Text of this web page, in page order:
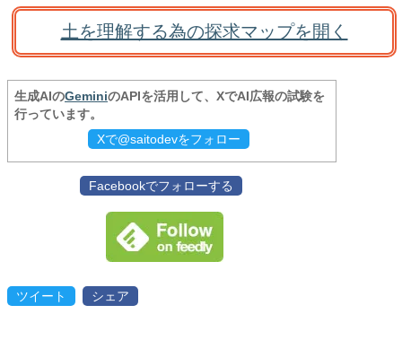
土を理解する為の探求マップを開く
生成AIのGeminiのAPIを活用して、XでAI広報の試験を
行っています。
Xで@saitodevをフォロー
Facebookでフォローする
ツイート シェア